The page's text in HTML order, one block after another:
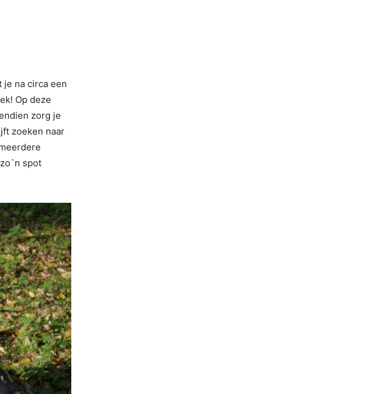
je na circa een
Op deze
zorg je
zoeken naar
spot